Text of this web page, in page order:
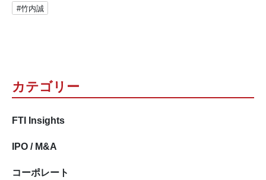
カテゴリー
FTI Insights
IPO / M&A
コーポレート
#竹内誠